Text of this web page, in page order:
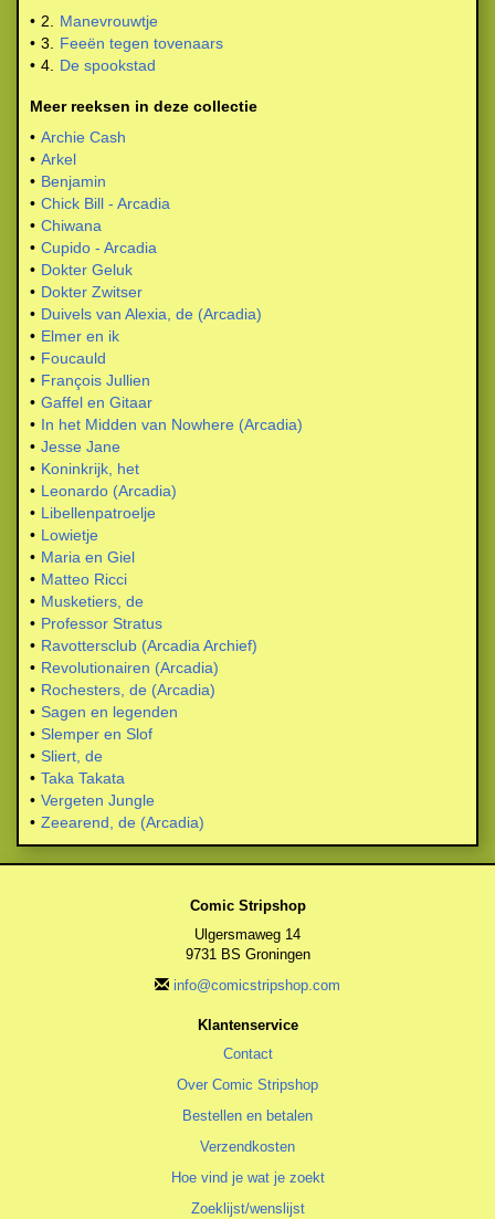
• 2.
Manevrouwtje
• 3.
Feeën tegen tovenaars
• 4. De spookstad
Meer reeksen in deze collectie
• Archie Cash
• Arkel
• Benjamin
• Chick Bill - Arcadia
• Chiwana
• Cupido - Arcadia
• Dokter Geluk
• Dokter Zwitser
• Duivels van Alexia, de (Arcadia)
• Elmer en ik
• Foucauld
• François Jullien
• Gaffel en Gitaar
• In het Midden van Nowhere (Arcadia)
• Jesse Jane
• Koninkrijk, het
• Leonardo (Arcadia)
• Libellenpatroelje
• Lowietje
• Maria en Giel
• Matteo Ricci
• Musketiers, de
• Professor Stratus
• Ravottersclub (Arcadia Archief)
• Revolutionairen (Arcadia)
• Rochesters, de (Arcadia)
• Sagen en legenden
• Slemper en Slof
• Sliert, de
• Taka Takata
• Vergeten Jungle
• Zeearend, de (Arcadia)
Comic Stripshop
Ulgersmaweg 14
9731 BS Groningen
info@comicstripshop.com
Klantenservice
Contact
Over Comic Stripshop
Bestellen en betalen
Verzendkosten
Hoe vind je wat je zoekt
Zoeklijst/wenslijst